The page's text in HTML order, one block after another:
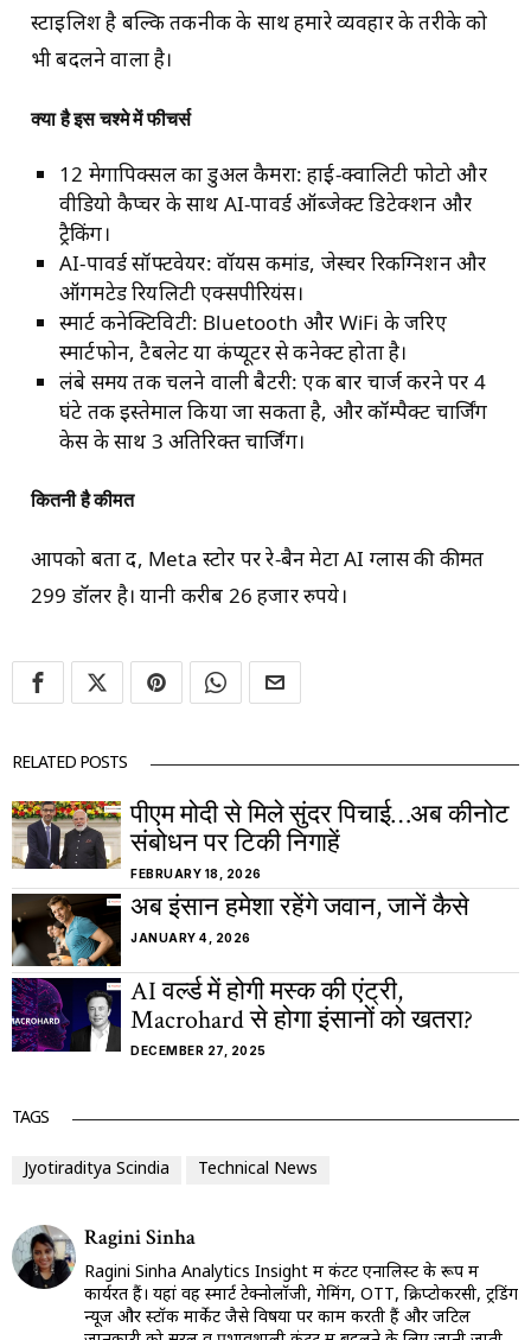
स्टाइलिश है बल्कि तकनीक के साथ हमारे व्यवहार के तरीके को
भी बदलने वाला है।
क्या है इस चश्मे में फीचर्स
12 मेगापिक्सल का डुअल कैमरा: हाई-क्वालिटी फोटो और
वीडियो कैप्चर के साथ AI-पावर्ड ऑब्जेक्ट डिटेक्शन और
ट्रैकिंग।
AI-पावर्ड सॉफ्टवेयर: वॉयस कमांड, जेस्चर रिकग्निशन और
ऑगमेंटेड रियलिटी एक्सपीरियंस।
स्मार्ट कनेक्टिविटी: Bluetooth और WiFi के जरिए
स्मार्टफोन, टैबलेट या कंप्यूटर से कनेक्ट होता है।
लंबे समय तक चलने वाली बैटरी: एक बार चार्ज करने पर 4
घंटे तक इस्तेमाल किया जा सकता है, और कॉम्पैक्ट चार्जिंग
केस के साथ 3 अतिरिक्त चार्जिंग।
कितनी है कीमत
आपको बता दें, Meta स्टोर पर रे-बैन मेटा AI ग्लास की कीमत
299 डॉलर है। यानी करीब 26 हजार रुपये।
RELATED POSTS
पीएम मोदी से मिले सुंदर पिचाई…अब कीनोट
संबोधन पर टिकी निगाहें
FEBRUARY 18, 2026
अब इंसान हमेशा रहेंगे जवान, जानें कैसे
JANUARY 4, 2026
AI वर्ल्ड में होगी मस्क की एंट्री,
Macrohard से होगा इंसानों को खतरा?
DECEMBER 27, 2025
TAGS
Jyotiraditya Scindia Technical News
Ragini Sinha
Ragini Sinha Analytics Insight में कंटेंट एनालिस्ट के रूप में
कार्यरत हैं। यहां वह स्मार्ट टेक्नोलॉजी, गेमिंग, OTT, क्रिप्टोकरेंसी, ट्रेंडिंग
न्यूज और स्टॉक मार्केट जैसे विषयों पर काम करती हैं और जटिल